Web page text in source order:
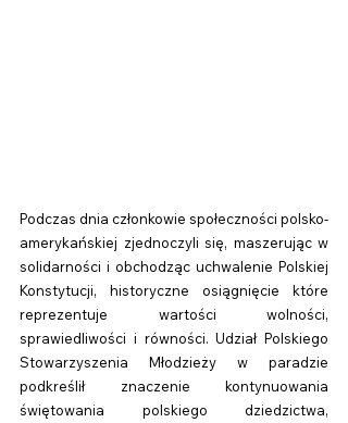
Podczas dnia członkowie społeczności polsko-
amerykańskiej zjednoczyli się, maszerując w
solidarności i obchodząc uchwalenie Polskiej
Konstytucji, historyczne osiągnięcie które
reprezentuje wartości wolności,
sprawiedliwości i równości. Udział Polskiego
Stowarzyszenia Młodzieży w paradzie
podkreślił znaczenie kontynuowania
świętowania polskiego dziedzictwa,